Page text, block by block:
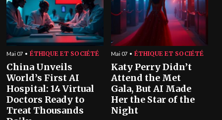
Mai 07 ÉTHIQUE ET SOCIÉTÉ
China Unveils
World’s First AI
Hospital: 14 Virtual
Doctors Ready to
Treat Thousands
Mai 07 ÉTHIQUE ET SOCIÉTÉ
Katy Perry Didn’t
Attend the Met
Gala, But AI Made
Her the Star of the
Night